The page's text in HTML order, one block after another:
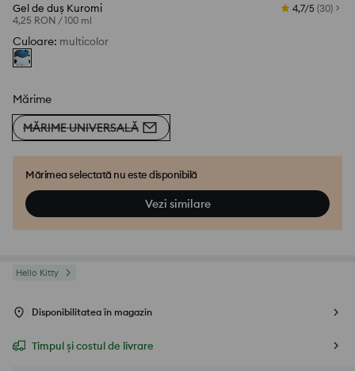
Gel de duș Kuromi
4,25 RON /100 ml
4,7/5 (30)
Culoare: multicolor
Mărime
MĂRIME UNIVERSALĂ
Mărimea selectată nu este disponibilă
Vezi similare
Hello Kitty
Disponibilitatea în magazin
Timpul și costul de livrare